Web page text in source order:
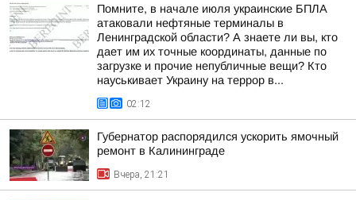
Помните, в начале июля украинские БПЛА
атаковали нефтяные терминалы в
Ленинградской области? А знаете ли вы, кто
дает им их точные координаты, данные по
загрузке и прочие непубличные вещи? Кто
науськивает Украину на террор в...
02:12
Губернатор распорядился ускорить ямочный
ремонт в Калининграде
Вчера, 21:21